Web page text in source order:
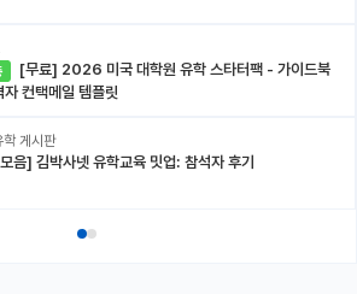
자 컨택메일 템플릿
학 게시판
음] 김박사넷 유학교육 밋업: 참석자 후기